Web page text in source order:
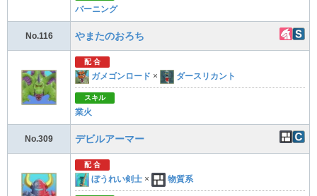
バーニング
No.116 やまたのおろち
配 合
ガメゴンロード × ダースリカント
スキル
業火
No.309 デビルアーマー
配 合
ぼうれい剣士 × 物質系